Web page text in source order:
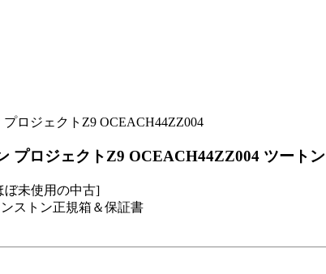
プロジェクトZ9 OCEACH44ZZ004 ツート
ぼ未使用の中古]
ストン正規箱＆保証書